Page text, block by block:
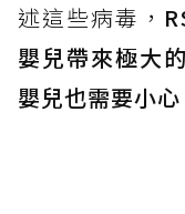
述這些病毒，
嬰兒帶來極大
嬰兒也需要小心